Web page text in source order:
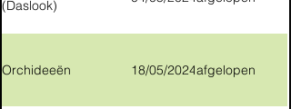
(Daslook)
Orchideeën 18/05/2024afgelopen